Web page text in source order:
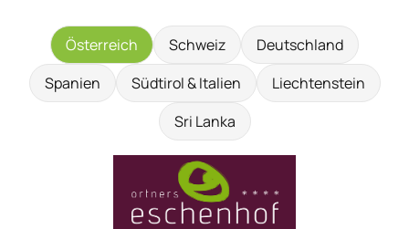
Österreich Schweiz
Deutschland
Spanien
Südtirol & Italien
Liechtenstein
Sri Lanka